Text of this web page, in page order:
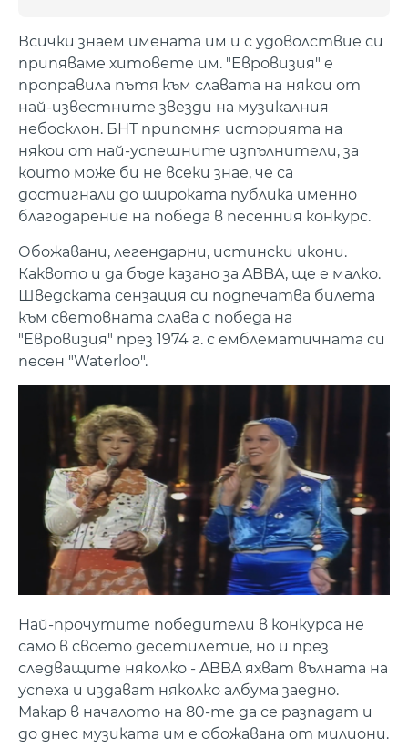
Всички знаем имената им и с удоволствие си
припяваме хитовете им. "Евровизия" е
проправила пътя към славата на някои от
най-известните звезди на музикалния
небосклон. БНТ припомня историята на
някои от най-успешните изпълнители, за
които може би не всеки знае, че са
достигнали до широката публика именно
благодарение на победа в песенния конкурс.
Обожавани, легендарни, истински икони.
Каквото и да бъде казано за ABBA, ще е малко.
Шведската сензация си подпечатва билета
към световната слава с победа на
"Евровизия" през 1974 г. с емблематичната си
песен "Waterloo".
Най-прочутите победители в конкурса не
само в своето десетилетие, но и през
следващите няколко - ABBA яхват вълната на
успеха и издават няколко албума заедно.
Макар в началото на 80-те да се разпадат и
до днес музиката им е обожавана от милиони.